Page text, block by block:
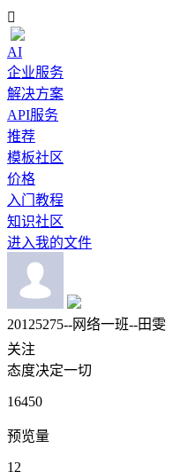

AI
企业服务
解决方案
API服务
推荐
模板社区
价格
入门教程
知识社区
进入我的文件
20125275--网络一班--田雯
关注
态度决定一切
16450
预览量
12